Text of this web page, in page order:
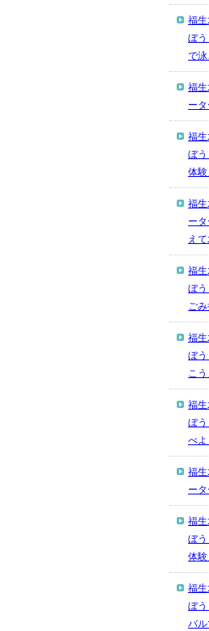
福
ぼう
で泳
福
ー
福
ぼう
体験
福
ー
え
福
ぼ
ごみ
福
ぼ
こう
福
ぼ
べよ
福
ー
福
ぼう
体験
福
ぼ
バ